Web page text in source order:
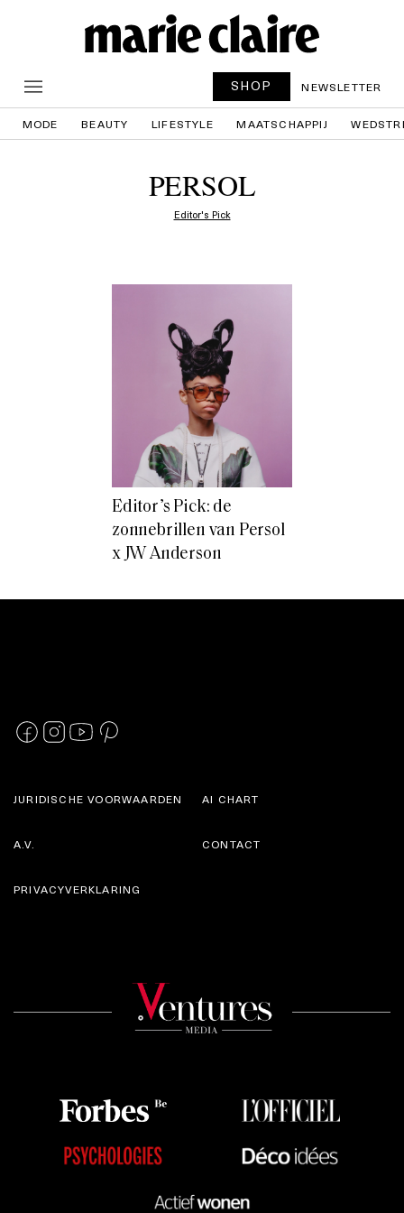
SHOP NEWSLETTER
MODE BEAUTY LIFESTYLE MAATSCHAPPIJ
PERSOL
Editor's Pick
Editor’s Pick: de
zonnebrillen van Persol
x JW Anderson
JURIDISCHE VOORWAARDEN
A.V.
AI CHART
CONTACT
PRIVACYVERKLARING